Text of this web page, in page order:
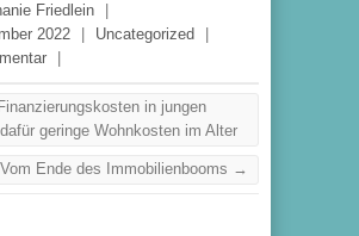
Friedlein
2022
Uncategorized
in jungen
geringe Wohnkosten im Alter
Vom Ende des Immobilienbooms →